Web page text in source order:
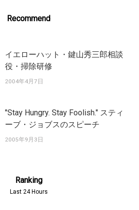
Recommend
イエローハット・鍵山秀三郎相談
役・掃除研修
2004年4月7日
"Stay Hungry. Stay Foolish." スティ
ーブ・ジョブスのスピーチ
2005年9月3日
Ranking
Last 24 Hours